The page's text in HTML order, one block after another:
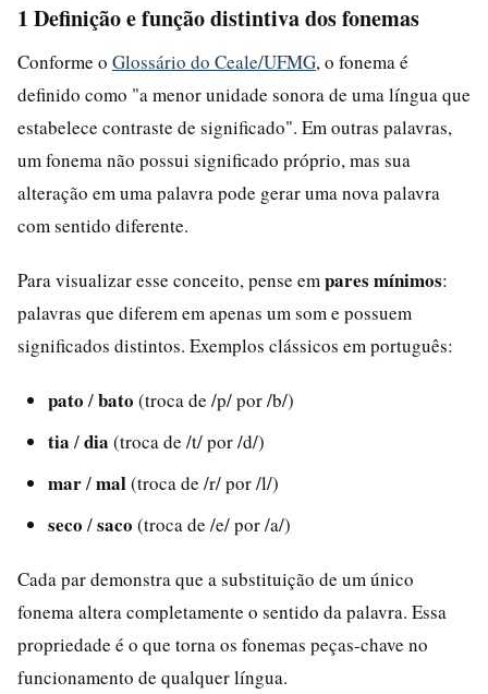
1 Definição e função distintiva dos fonemas
Conforme o Glossário do Ceale/UFMG, o fonema é
definido como "a menor unidade sonora de uma língua que
estabelece contraste de significado". Em outras palavras,
um fonema não possui significado próprio, mas sua
alteração em uma palavra pode gerar uma nova palavra
com sentido diferente.
Para visualizar esse conceito, pense em pares mínimos:
palavras que diferem em apenas um som e possuem
significados distintos. Exemplos clássicos em português:
pato /bato (troca de /p/ por /b/)
tia /dia (troca de /t/ por /d/)
mar/mal(troca de /r/ por /l/)
seco /saco (troca de /e/ por /a/)
Cada par demonstra que a substituição de um único
fonema altera completamente o sentido da palavra. Essa
propriedade é o que torna os fonemas peças-chave no
funcionamento de qualquer língua.